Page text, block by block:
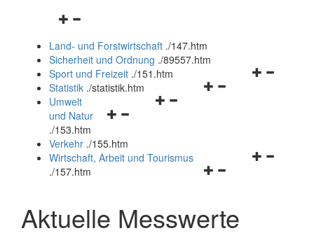
Navigationsmenü
und
schließen
Land- und Forstwirtschaft ./147.htm
Sicherheit und Ordnung ./89557.htm
Navigationsmenü
Sport und Freizeit ./151.htm
Navigationsmenü
Statistik ./statistik.htm
Navigationsmenü
und
schließen
Umwelt
und Natur
./153.htm
Verkehr ./155.htm
Navigationsmenü
schließen
Wirtschaft, Arbeit und Tourismus
./157.htm
Aktuelle Messwerte